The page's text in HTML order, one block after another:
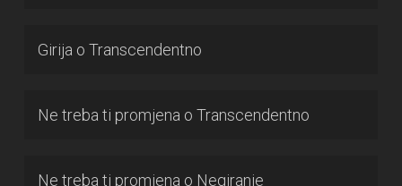
Girija o Transcendentno
Ne treba ti promjena o Transcendentno
Ne treba ti promjena o Negiranje